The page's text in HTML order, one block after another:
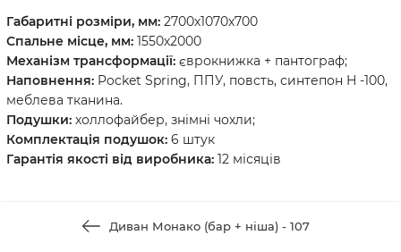
Габаритні розміри, мм: 2700х1070х700
Спальне місце, мм: 1550х2000
Механізм трансформації: єврокнижка + пантограф;
Наповнення: Pocket Spring, ППУ, повсть, синтепон H -100,
меблева тканина.
Подушки: холлофайбер, знімні чохли;
Комплектація подушок: 6 штук
Гарантія якості від виробника: 12 місяців
Диван Монако (бар + ніша) - 107